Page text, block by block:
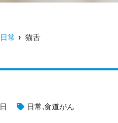
日常 猫舌
日常,食道がん